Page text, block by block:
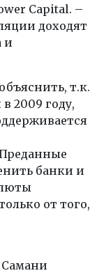
Capital. –
доходят
и
т.к.
2009 году,
банки и
от того,